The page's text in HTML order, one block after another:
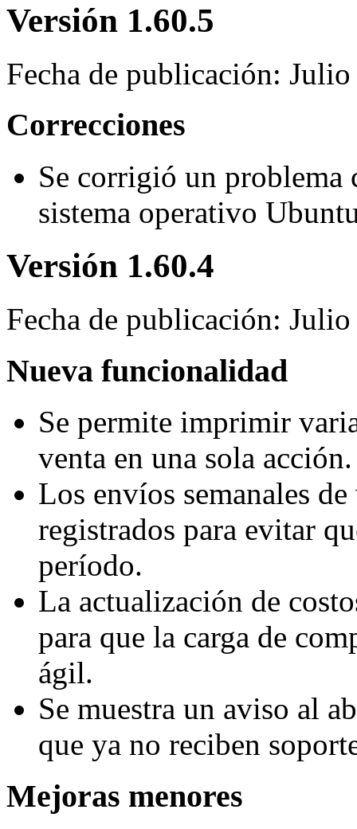
Versión 1.60.5
Fecha de publicación:
Correcciones
Se corrigió un problema
sistema operativo
Versión 1.60.4
Fecha de publicación:
Nueva funcionalidad
Se permite imprimir
venta en una sola acción.
Los envíos semanales
registrados para evitar
período.
La actualización de
para que la carga de
ágil.
Se muestra un aviso al
que ya no reciben
Mejoras menores